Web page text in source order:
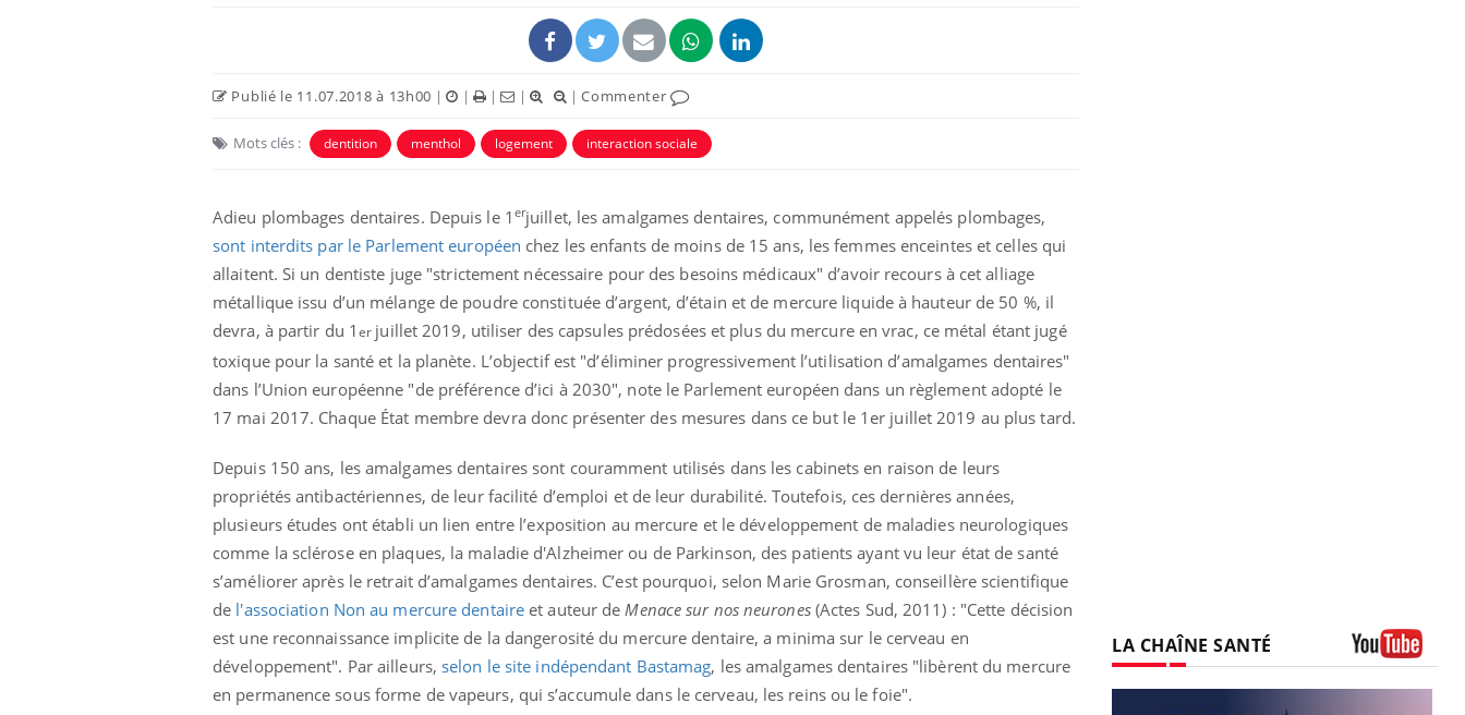
Publié le 11.07.2018 à 13h00 | | | | |Commenter
Mots clés : dentition menthol logement interaction sociale
Adieu plombages dentaires. Depuis le 1 erjuillet, les amalgames dentaires, communément appelés plombages,
sont interdits par le Parlement européen chez les enfants de moins de 15 ans, les femmes enceintes et celles qui
allaitent. Si un dentiste juge "strictement nécessaire pour des besoins médicaux" d’avoir recours à cet alliage
métallique issu d’un mélange de poudre constituée d’argent, d’étain et de mercure liquide à hauteur de 50 %, il
devra, à partir du 1 er juillet 2019, utiliser des capsules prédosées et plus du mercure en vrac, ce métal étant jugé
toxique pour la santé et la planète. L’objectif est "d’éliminer progressivement l’utilisation d’amalgames dentaires"
dans l’Union européenne "de préférence d’ici à 2030", note le Parlement européen dans un règlement adopté le
17 mai 2017. Chaque État membre devra donc présenter des mesures dans ce but le 1er juillet 2019 au plus tard.
Depuis 150 ans, les amalgames dentaires sont couramment utilisés dans les cabinets en raison de leurs
propriétés antibactériennes, de leur facilité d’emploi et de leur durabilité. Toutefois, ces dernières années,
plusieurs études ont établi un lien entre l’exposition au mercure et le développement de maladies neurologiques
comme la sclérose en plaques, la maladie d'Alzheimer ou de Parkinson, des patients ayant vu leur état de santé
s’améliorer après le retrait d’amalgames dentaires. C’est pourquoi, selon Marie Grosman, conseillère scientifique
de l'association Non au mercure dentaire et auteur de Menace sur nos neurones (Actes Sud, 2011) : "Cette décision
est une reconnaissance implicite de la dangerosité du mercure dentaire, a minima sur le cerveau en
développement". Par ailleurs, selon le site indépendant Bastamag, les amalgames dentaires "libèrent du mercure
en permanence sous forme de vapeurs, qui s’accumule dans le cerveau, les reins ou le foie".
LA CHAÎNE SANTÉ